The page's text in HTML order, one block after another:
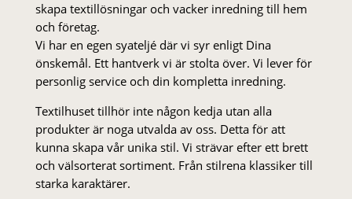
skapa textillösningar och vacker inredning till hem
och företag.
Vi har en egen syateljé där vi syr enligt Dina
önskemål. Ett hantverk vi är stolta över. Vi lever för
personlig service och din kompletta inredning.
Textilhuset tillhör inte någon kedja utan alla
produkter är noga utvalda av oss. Detta för att
kunna skapa vår unika stil. Vi strä­var efter ett brett
och välsorterat sor­ti­ment. Från stil­rena klas­siker till
starka karaktärer.